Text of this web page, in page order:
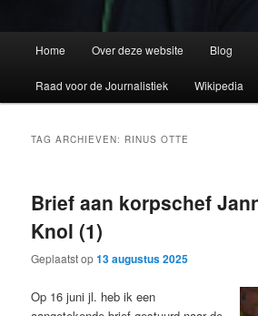
Home Over deze website Blog
Raad voor de Journalistiek Wikipedia
TAG ARCHIEVEN: RINUS OTTE
Brief aan korpschef
Knol (1)
Geplaatst op13 augustus 2025
Op 16 juni jl. heb ik een